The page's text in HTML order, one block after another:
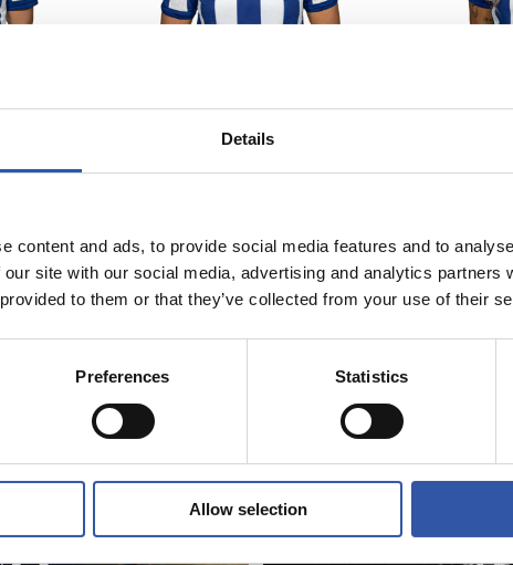
Details
content and ads, to provide social media features and to
site with our social media, advertising and analytics partners
to them or that they’ve collected from your use of their
Preferences Statistics
Allow selection
7
avec
Matarazzo
23/07/2026
COMMUNIQUÉS OFFICIELS
Verrouillé